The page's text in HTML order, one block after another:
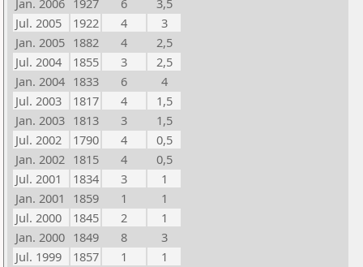
Jan. 2006 1927 6
3,5
Jul. 2005
1922 4
3
Jan. 2005 1882 4
2,5
Jul. 2004
1855 3
2,5
Jan. 2004 1833 6
4
Jul. 2003
1817 4
1,5
Jan. 2003 1813 3
1,5
Jul. 2002
1790 4
0,5
Jan. 2002 1815 4
0,5
Jul. 2001
1834 3
1
Jan. 2001
1859 1
1
Jul. 2000
1845 2
1
Jan. 2000 1849 8
3
Jul. 1999
1857 1
1